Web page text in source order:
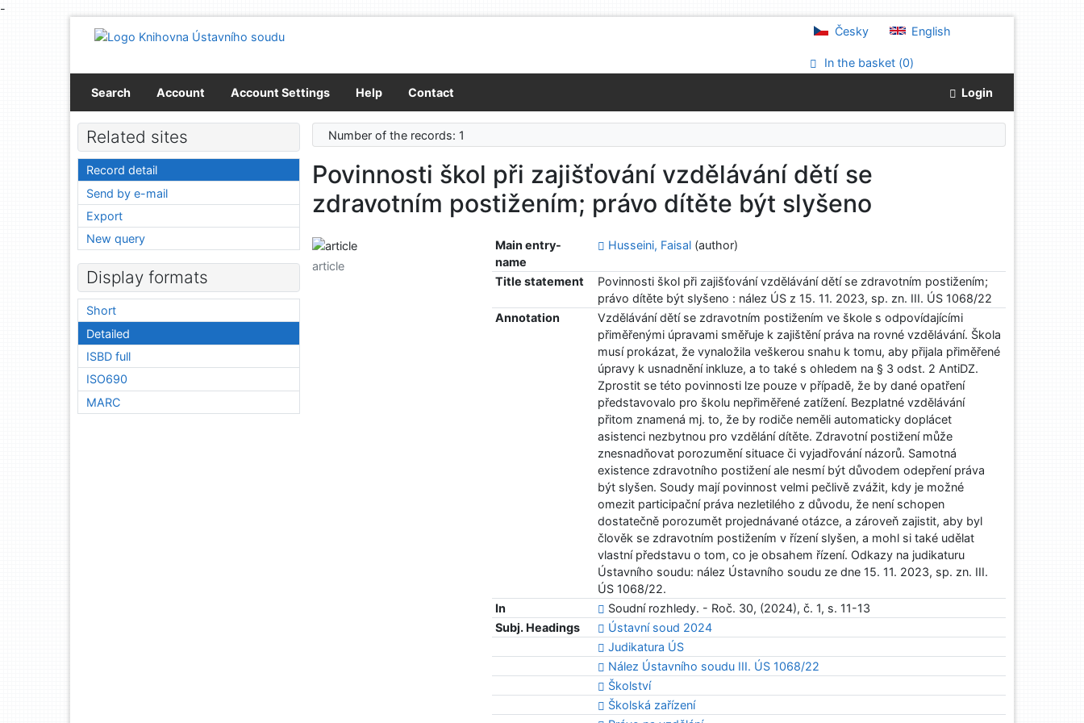
-
Go to menu
Česky English
In the basket (0)
Search Account Account Settings Help Contact Login
Number of the records: 1
Povinnosti škol při zajišťování vzdělávání dětí se
zdravotním postižením; právo dítěte být slyšeno
Main entry-
name
Husseini, Faisal (author)
Title statement
Povinnosti škol při zajišťování vzdělávání dětí se zdravotním postižením;
právo dítěte být slyšeno : nález ÚS z 15. 11. 2023, sp. zn. III. ÚS 1068/22
Annotation
Vzdělávání dětí se zdravotním postižením ve škole s odpovídajícími
přiměřenými úpravami směřuje k zajištění práva na rovné vzdělávání. Škola
musí prokázat, že vynaložila veškerou snahu k tomu, aby přijala přiměřené
úpravy k usnadnění inkluze, a to také s ohledem na § 3 odst. 2 AntiDZ.
Zprostit se této povinnosti lze pouze v případě, že by dané opatření
představovalo pro školu nepřiměřené zatížení. Bezplatné vzdělávání
přitom znamená mj. to, že by rodiče neměli automaticky doplácet
asistenci nezbytnou pro vzdělání dítěte. Zdravotní postižení může
znesnadňovat porozumění situace či vyjadřování názorů. Samotná
existence zdravotního postižení ale nesmí být důvodem odepření práva
být slyšen. Soudy mají povinnost velmi pečlivě zvážit, kdy je možné
omezit participační práva nezletilého z důvodu, že není schopen
dostatečně porozumět projednávané otázce, a zároveň zajistit, aby byl
člověk se zdravotním postižením v řízení slyšen, a mohl si také udělat
vlastní představu o tom, co je obsahem řízení. Odkazy na judikaturu
Ústavního soudu: nález Ústavního soudu ze dne 15. 11. 2023, sp. zn. III.
ÚS 1068/22.
In
Soudní rozhledy. - Roč. 30, (2024), č. 1, s. 11-13
Subj. Headings
Ústavní soud 2024
Judikatura ÚS
Nález Ústavního soudu III. ÚS 1068/22
Školství
Školská zařízení
article
Related sites
Record detail
Send by e-mail
Export
New query
Display formats
Short
Detailed
ISBD full
ISO690
MARC